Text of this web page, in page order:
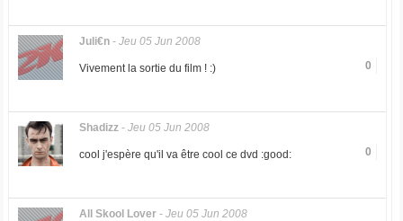
Juli€n- Jeu 05 Jun 2008
0
Vivement la sortie du film ! :)
Shadizz- Jeu 05 Jun 2008
0
cool j'espère qu'il va être cool ce dvd :good:
All Skool Lover- Jeu 05 Jun 2008